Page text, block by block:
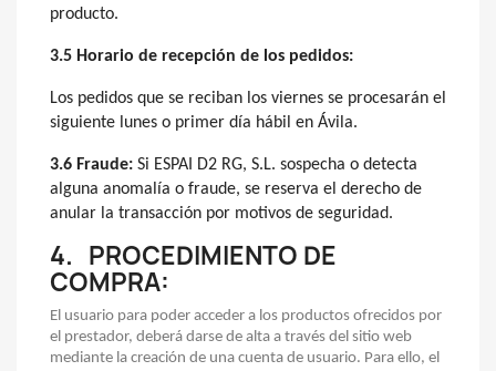
producto.
3.5 Horario de recepción de los pedidos:
Los pedidos que se reciban los viernes se procesarán el
siguiente lunes o primer día hábil en Ávila.
3.6 Fraude: Si ESPAI D2 RG, S.L. sospecha o detecta
alguna anomalía o fraude, se reserva el derecho de
anular la transacción por motivos de seguridad.
4. PROCEDIMIENTO DE
COMPRA:
El usuario para poder acceder a los productos ofrecidos por
el prestador, deberá darse de alta a través del sitio web
mediante la creación de una cuenta de usuario. Para ello, el